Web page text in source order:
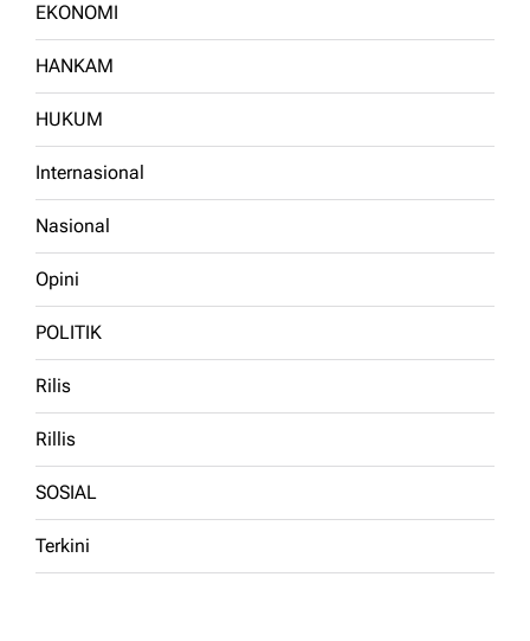
EKONOMI
HANKAM
HUKUM
Internasional
Nasional
Opini
POLITIK
Rilis
Rillis
SOSIAL
Terkini